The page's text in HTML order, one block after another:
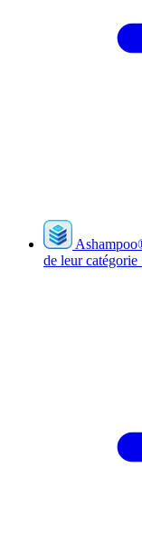
Ashampoo
de leur catégorie